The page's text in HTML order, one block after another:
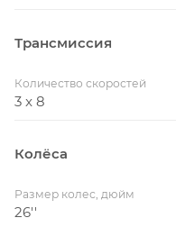
Трансмиссия
Количество скоростей
3 x 8
Колёса
Размер колес, дюйм
26''